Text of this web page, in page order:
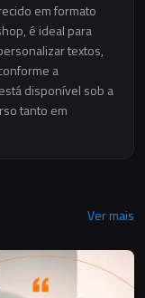
em formato
é ideal para
textos,
a
disponível sob a
tanto em
Ver mais